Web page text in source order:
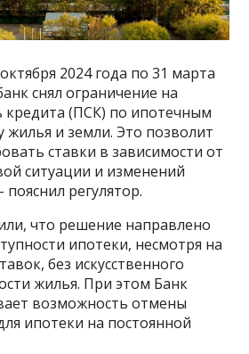
2024 года по 31 марта
снял ограничение на
кредита (ПСК) по ипотечным
жилья и земли. Это позволит
ставки в зависимости от
ситуации и изменений
регулятор.
что решение направлено
ипотеки, несмотря на
без искусственного
жилья. При этом Банк
возможность отмены
ипотеки на постоянной